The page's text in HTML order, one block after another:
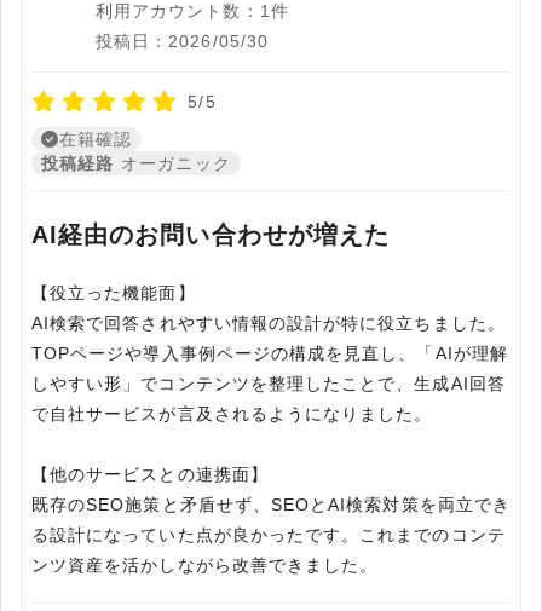
利用アカウント数：1件
投稿日：2026/05/30
5/5
在籍確認
投稿経路 オーガニック
AI経由のお問い合わせが増えた
【役立った機能面】
AI検索で回答されやすい情報の設計が特に役立ちました。
TOPページや導入事例ページの構成を見直し、「AIが理解
しやすい形」でコンテンツを整理したことで、生成AI回答
で自社サービスが言及されるようになりました。
【他のサービスとの連携面】
既存のSEO施策と矛盾せず、SEOとAI検索対策を両立でき
る設計になっていた点が良かったです。これまでのコンテ
ンツ資産を活かしながら改善できました。